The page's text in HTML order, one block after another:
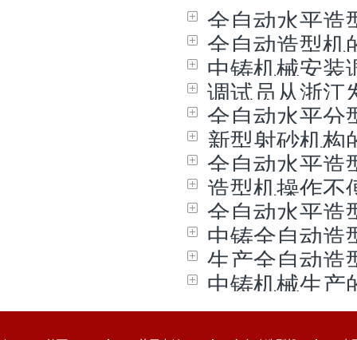
全自动水平造
全自动造型机
中铸机械安装
调试员从浙江
全自动水平分
新型射砂机构
全自动水平造
造型机操作不
全自动水平造
中铸全自动造
生产全自动造
中铸机械生产